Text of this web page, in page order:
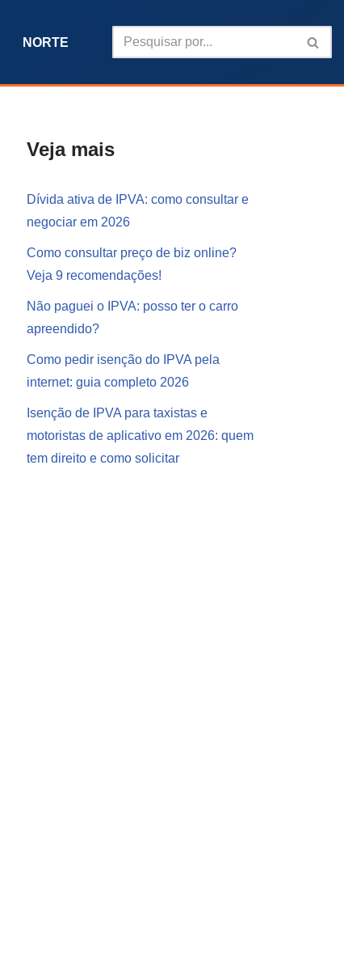
NORTE
Veja mais
Dívida ativa de IPVA: como consultar e
negociar em 2026
Como consultar preço de biz online?
Veja 9 recomendações!
Não paguei o IPVA: posso ter o carro
apreendido?
Como pedir isenção do IPVA pela
internet: guia completo 2026
Isenção de IPVA para taxistas e
motoristas de aplicativo em 2026: quem
tem direito e como solicitar